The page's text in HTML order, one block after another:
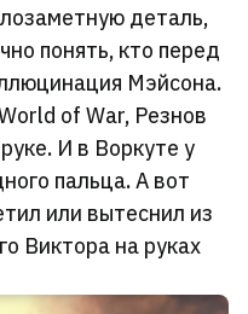
деталь,
понять, кто перед
Мэйсона.
of War, Резнов
И в Воркуте у
пальца. А вот
или вытеснил из
Виктора на руках